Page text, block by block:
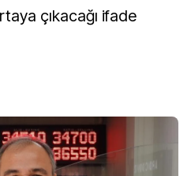
çıkacağı ifade